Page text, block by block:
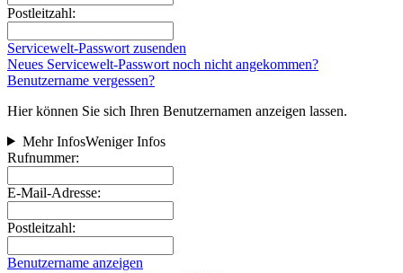
Postleitzahl:
Servicewelt-Passwort zusenden
Neues Servicewelt-Passwort noch nicht angekommen?
Benutzername vergessen?
Hier können Sie sich Ihren Benutzernamen anzeigen lassen.
Mehr InfosWeniger Infos
Rufnummer:
E-Mail-Adresse:
Postleitzahl:
Benutzername anzeigen